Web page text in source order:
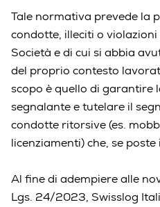
Tale normativa prevede la
condotte, illeciti o
Società e di cui si abbia
del proprio contesto
scopo è quello di garantire
segnalante e tutelare il
condotte ritorsive (es.
licenziamenti) che, se
Al fine di adempiere alle
Lgs. 24/2023, Swisslog